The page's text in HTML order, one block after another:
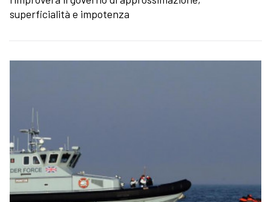
superficialità e impotenza